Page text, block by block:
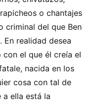
o chantajes
criminal del que Ben
En realidad desea
con el que él creía el
nacida en los
cosa con tal de
a ella está la